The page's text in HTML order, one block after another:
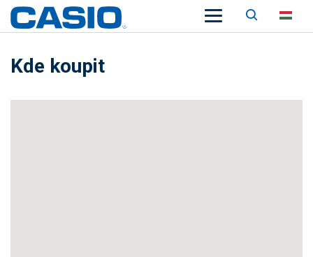
Keresés
Kde koupit